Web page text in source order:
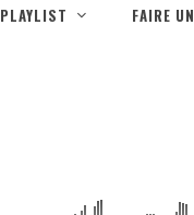
PLAYLIST FAIRE